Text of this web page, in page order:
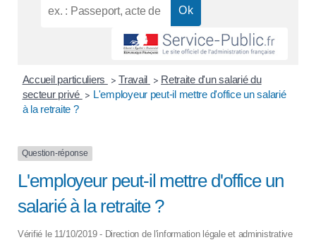
Accueil particuliers > Travail > Retraite d'un salarié du
secteur privé > L'employeur peut-il mettre d'office un salarié
à la retraite ?
Question-réponse
L'employeur peut-il mettre d'office un
salarié à la retraite ?
Vérifié le 11/10/2019 - Direction de l'information légale et administrative